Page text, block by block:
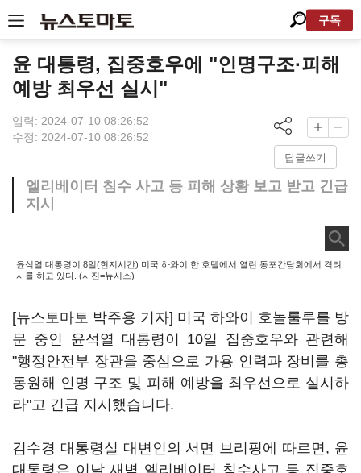
구독
윤 대통령, 집중호우에 "인명구조·피해
예방 최우선 실시"
입력: 2024-07-10 08:26:52
수정: 2024-07-10 08:26:52
답글쓰기
엘리베이터 침수 사고 등 피해 상황 보고 받고 긴급
지시
윤석열 대통령이 8일(현지시간) 미국 하와이 한 호텔에서 열린 동포간담회에서 격려
사를 하고 있다. (사진=뉴시스)
[뉴스토마토 박주용 기자] 미국 하와이 호놀룰루를 방
문 중인 윤석열 대통령이 10일 집중호우와 관련해
"행정안전부 장관을 중심으로 가용 인력과 장비를 총
동원해 인명 구조 및 피해 예방을 최우선으로 실시하
라"고 긴급 지시했습니다.
김수경 대통령실 대변인의 서면 브리핑에 따르면, 윤
대통령은 이날 새벽 엘리베이터 침수사고 등 집중호